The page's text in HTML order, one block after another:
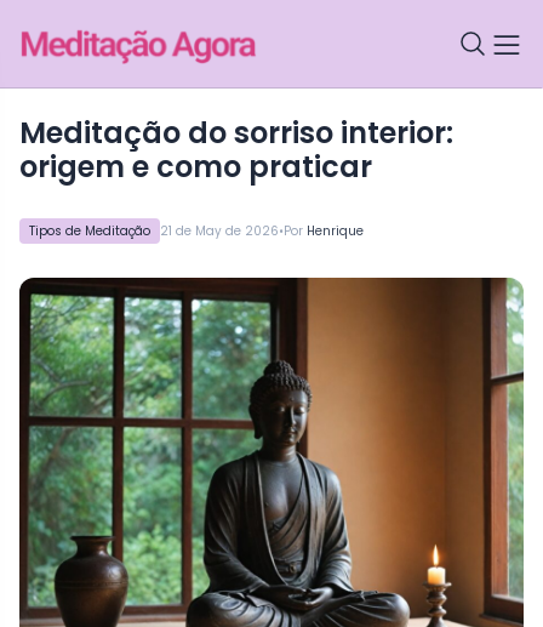
Tipos de Meditação 21 de May de 2026•Por Henrique
meditação do sorriso interior:
origem e como praticar